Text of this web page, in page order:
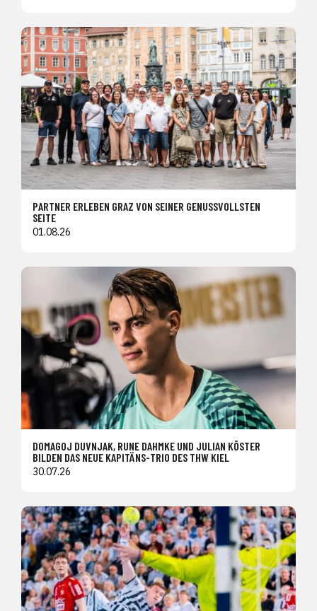
PARTNER ERLEBEN GRAZ VON SEINER GENUSSVOLLSTEN
SEITE
01.08.26
DOMAGOJ DUVNJAK, RUNE DAHMKE UND JULIAN KÖSTER
BILDEN DAS NEUE KAPITÄNS-TRIO DES THW KIEL
30.07.26